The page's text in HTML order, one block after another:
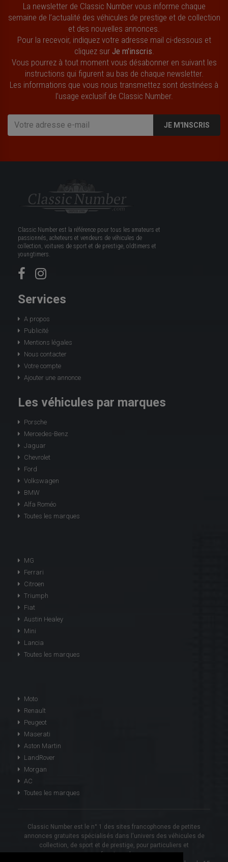
La newsletter de Classic Number vous informe chaque
semaine de l’actualité des véhicules de prestige et de collection
et des nouvelles annonces.
Pour la recevoir, indiquez votre adresse mail ci-dessous et
cliquez sur Je m'inscris
Vous pourrez à tout moment vous désabonner en suivant les
instructions qui figurent au bas de chaque newsletter.
Les informations que vous nous transmettez sont destinées à
l’usage exclusif de Classic Number.
JE M'INSCRIS
Classic Number est la référence pour tous les amateurs et
passionnés, acheteurs et vendeurs de véhicules de
collection, voitures de sport et de prestige, oldtimers et
youngtimers.
Services
A propos
Publicité
Mentions légales
Nous contacter
Votre compte
Ajouter une annonce
Les véhicules par marques
Porsche
Mercedes-Benz
Jaguar
Chevrolet
Ford
Volkswagen
BMW
Alfa Roméo
Toutes les marques
MG
Ferrari
Citroen
Triumph
Fiat
Austin Healey
Mini
Lancia
Toutes les marques
Moto
Renault
Peugeot
Maserati
Aston Martin
LandRover
Morgan
AC
Toutes les marques
Classic Number est le n° 1 des sites francophones de petites
annonces gratuites spécialisés dans l'univers des véhicules de
collection, de sport et de prestige, pour particuliers et
professionnels.